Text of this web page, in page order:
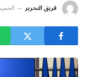
فريق التحرير الخميس 26